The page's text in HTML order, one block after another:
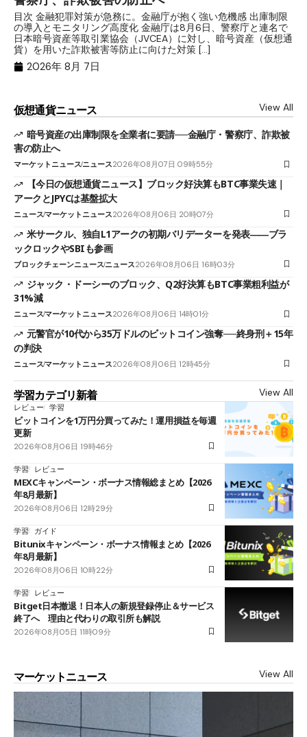
目次 金融犯罪対策が急務に。金融庁が抱く強い危機感 出庫制限
の導入とモニタリング高度化 金融庁は8月6日、警察庁と連名で
日本暗号資産等取引業協会（JVCEA）に対し、暗号資産（仮想通
貨）を用いた詐欺被害等防止に向けた対策 […]
2026年 8月 7日
仮想通貨ニュース View All
暗号資産の出庫制限を全業者に要請──金融庁・警察庁、詐欺被
害の防止へ
マーケットニュースニュース2026年08月07日 09時55分
【今日の仮想通貨ニュース】ブロック好決算もBTC事業失速｜
アークとJPYCは基盤拡大
ニュースマーケットニュース2026年08月06日 20時07分
米サークル、独自L1アークの初期バリデーターを発表――ブラ
ックロックやSBIも参画
ブロックチェーンニュースニュース2026年08月06日 16時03分
ジャック・ドーシーのブロック、Q2好決算もBTC事業粗利益が
31%減
ニュースマーケットニュース2026年08月06日 14時01分
元警官が10代から35万ドルのビットコイン強奪──終身刑＋15年
の判決
ニュースマーケットニュース2026年08月06日 12時45分
学習カテゴリ新着 View All
レビュー 学習
ビットコインを1万円分買ってみた！運用損益を毎週
更新
2026年08月06日 19時46分
学習 レビュー
MEXCキャンペーン・ボーナス情報総まとめ【2026
年8月最新】
2026年08月06日 12時29分
学習 ガイド
Bitunixキャンペーン・ボーナス情報まとめ【2026
年8月最新】
2026年08月06日 10時22分
学習 レビュー
Bitget日本撤退！日本人の新規登録停止＆サービス
終了へ 理由と代わりの取引所も解説
2026年08月05日 11時09分
マーケットニュース View All